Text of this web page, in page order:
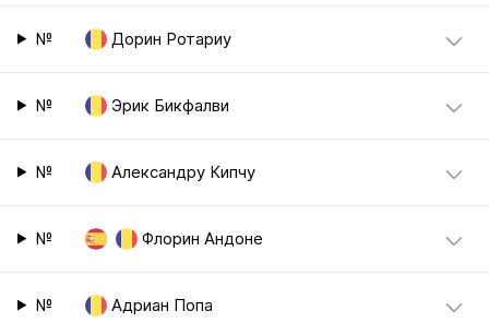
№ Дорин Ротариу
№ Эрик Бикфалви
№ Александру Кипчу
№ Флорин Андоне
№ Адриан Попа